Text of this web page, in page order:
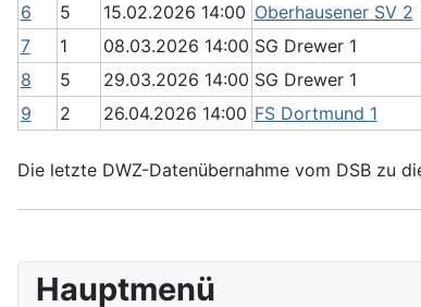
6
5 15.02.2026 14:00 Oberhausener SV 2
7
1 08.03.2026 14:00 SG Drewer 1
8
5 29.03.2026 14:00 SG Drewer 1
9
2 26.04.2026 14:00 FS Dortmund 1
Die letzte DWZ-Datenübernahme vom DSB zu
Hauptmenü